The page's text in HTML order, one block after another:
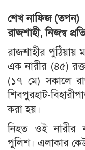
শেখ নাফিজ (তপন)
রাজশাহী, নিজস্ব
রাজশাহীর পুঠিয়ায়
এক নারীর (৪৫)
(১৭ মে) সকালে
শিবপুরহাট-
করা হয়।
নিহত ওই নারীর
পুলিশ। এলাকার